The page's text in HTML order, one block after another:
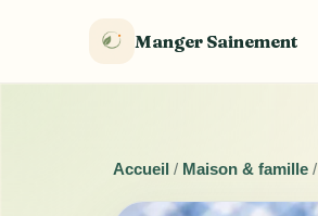
Manger Sainement
Accueil / Maison & famille /